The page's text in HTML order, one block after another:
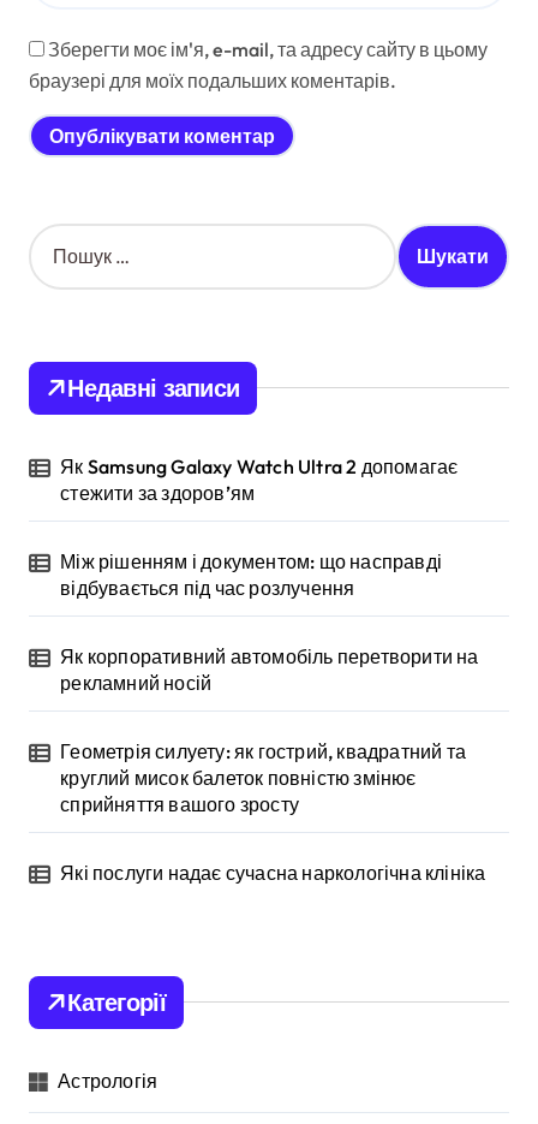
Зберегти моє ім'я, e-mail, та адресу сайту в цьому
браузері для моїх подальших коментарів.
П
о
ш
:
Недавні записи
Як Samsung Galaxy Watch Ultra 2 допомагає
стежити за здоров’ям
Між рішенням і документом: що насправді
відбувається під час розлучення
Як корпоративний автомобіль перетворити на
рекламний носій
Геометрія силуету: як гострий, квадратний та
круглий мисок балеток повністю змінює
сприйняття вашого зросту
Які послуги надає сучасна наркологічна клініка
Категорії
Астрологія